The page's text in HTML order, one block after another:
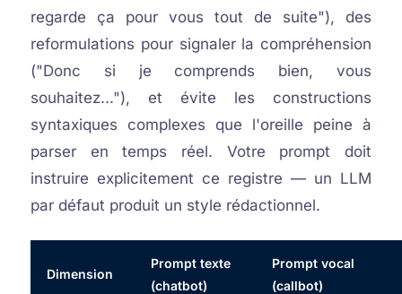
regarde ça pour vous tout de suite"), des
reformulations pour signaler la compréhension
("Donc si je comprends bien, vous
souhaitez..."), et évite les constructions
syntaxiques complexes que l'oreille peine à
parser en temps réel. Votre prompt doit
instruire explicitement ce registre — un LLM
par défaut produit un style rédactionnel.
Dimension
Prompt texte
(chatbot)
Prompt vocal
(callbot)